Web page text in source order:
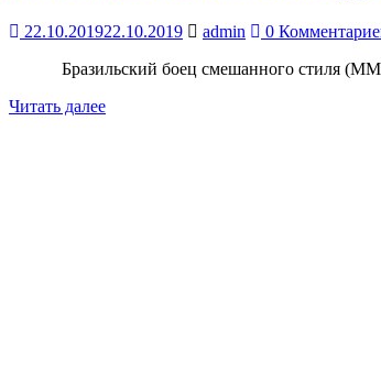
22.10.201922.10.2019 admin 0
Бразильский боец смешанного стиля
Читать далее